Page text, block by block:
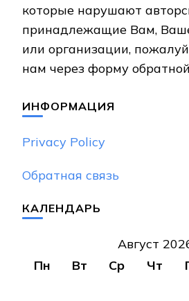
которые нарушают
принадлежащие Вам,
или организации,
нам через форму
ИНФОРМАЦИЯ
Privacy Policy
Обратная связь
КАЛЕНДАРЬ
Август
Пн
Вт Ср Чт